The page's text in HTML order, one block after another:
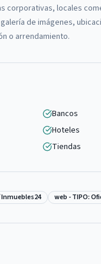
corporativas, locales
de imágenes,
o arrendamiento.
Bancos
Hoteles
Tiendas
Inmuebles24 web - TIPO: